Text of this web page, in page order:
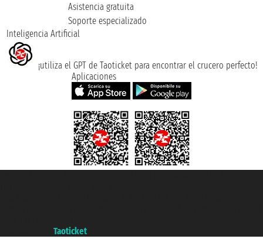
Asistencia gratuita
Soporte especializado
Inteligencia Artificial
¡utiliza el GPT de Taoticket para encontrar el crucero perfecto!
Aplicaciones
Taoticket